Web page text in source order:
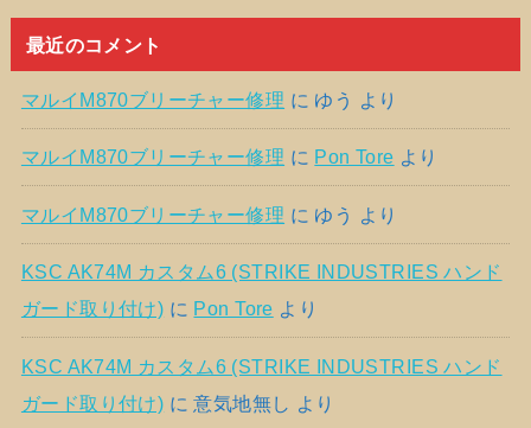
最近のコメント
マルイM870ブリーチャー修理 に ゆう より
マルイM870ブリーチャー修理 に Pon Tore より
マルイM870ブリーチャー修理 に ゆう より
KSC AK74M カスタム6 (STRIKE INDUSTRIES ハンド
ガード取り付け) に Pon Tore より
KSC AK74M カスタム6 (STRIKE INDUSTRIES ハンド
ガード取り付け) に意気地無し より